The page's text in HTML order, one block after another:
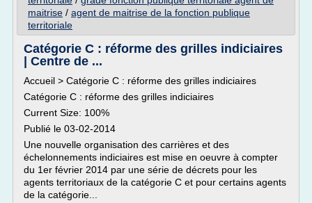
maitrise / agent de maitrise de la fonction publique
territoriale
Catégorie C : réforme des grilles indiciaires
| Centre de ...
Accueil > Catégorie C : réforme des grilles indiciaires
Catégorie C : réforme des grilles indiciaires
Current Size: 100%
Publié le 03-02-2014
Une nouvelle organisation des carrières et des
échelonnements indiciaires est mise en oeuvre à compter
du 1er février 2014 par une série de décrets pour les
agents territoriaux de la catégorie C et pour certains agents
de la catégorie...